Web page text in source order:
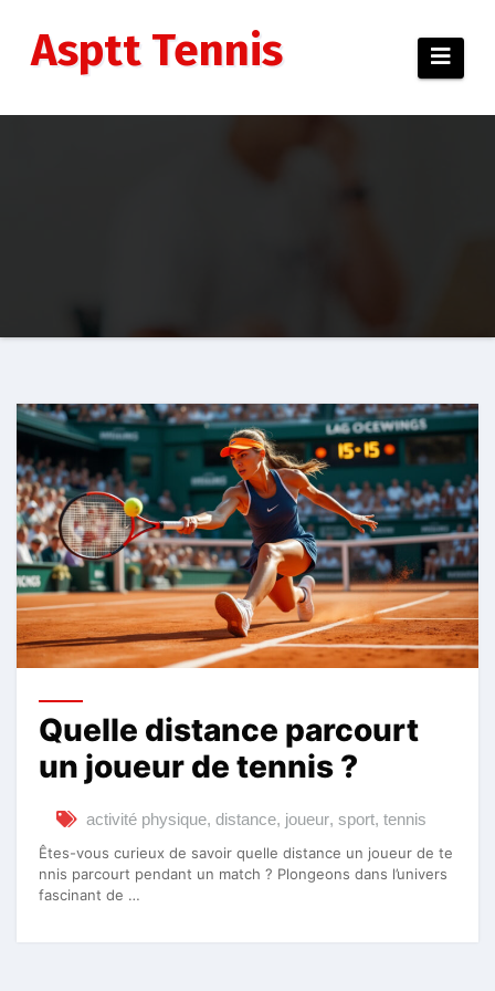
contenuAsptt Tennis
Quelle distance parcourt
un joueur de tennis ?
activité physique, distance, joueur, sport, tennis
Êtes-vous curieux de savoir quelle distance un joueur de te
nnis parcourt pendant un match ? Plongeons dans l’univers
fascinant de …